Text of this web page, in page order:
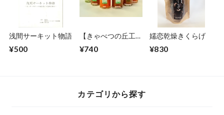
浅間サーキット物語
¥500
【きゃべつの丘工
¥740
嬬恋乾燥きくらげ
¥830
カテゴリから探す